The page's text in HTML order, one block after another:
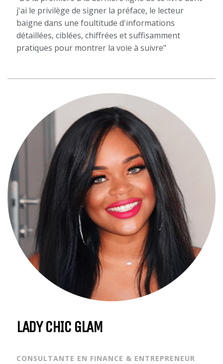
j'ai le privilège de signer la préface, le lecteur
baigne dans une foultitude d'informations
détaillées, ciblées, chiffrées et suffisamment
pratiques pour montrer la voie à suivre"
LADY CHIC GLAM
CONSULTANTE EN FINANCE & ENTREPRENEUR